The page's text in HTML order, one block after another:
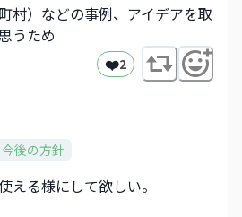
村）などの事例、アイデアを取
うため
❤️2
後の方針
える様にして欲しい。